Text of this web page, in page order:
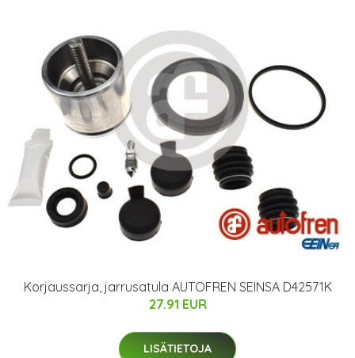
Korjaussarja, jarrusatula AUTOFREN SEINSA D42571K
27.91 EUR
LISÄTIETOJA